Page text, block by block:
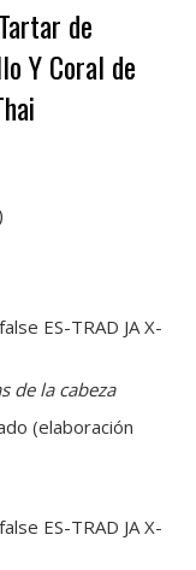
de
Y Coral de
ES-TRAD JA X-
de la cabeza
(elaboración
ES-TRAD JA X-